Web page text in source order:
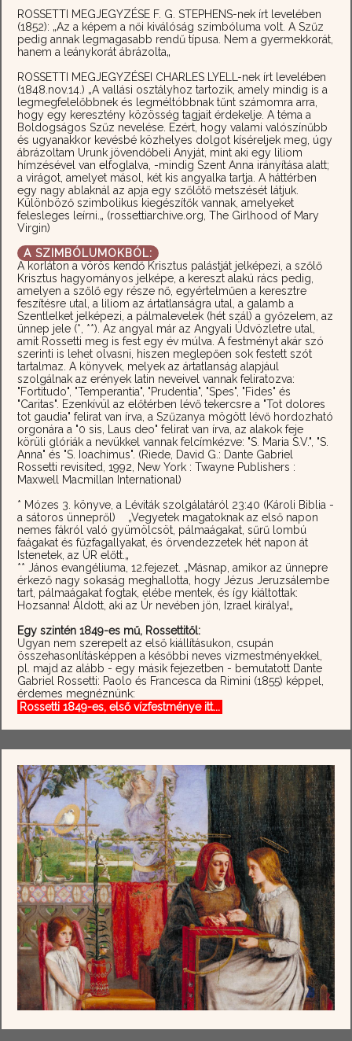
ROSSETTI MEGJEGYZÉSE F. G. STEPHENS-nek írt levelében
(1852): „Az a képem a női kiválóság szimbóluma volt. A Szűz
pedig annak legmagasabb rendű típusa. Nem a gyermekkorát,
hanem a leánykorát ábrázolta„
ROSSETTI MEGJEGYZÉSEI CHARLES LYELL-nek írt levelében
(1848.nov.14.) „A vallási osztályhoz tartozik, amely mindig is a
legmegfelelőbbnek és legméltóbbnak tűnt számomra arra,
hogy egy keresztény közösség tagjait érdekelje. A téma a
Boldogságos Szűz nevelése. Ezért, hogy valami valószínűbb
és ugyanakkor kevésbé közhelyes dolgot kíséreljek meg, úgy
ábrázoltam Urunk jövendőbeli Anyját, mint aki egy liliom
hímzésével van elfoglalva, -mindig Szent Anna irányítása alatt;
a virágot, amelyet másol, két kis angyalka tartja. A háttérben
egy nagy ablaknál az apja egy szőlőtő metszését látjuk.
Különböző szimbolikus kiegészítők vannak, amelyeket
felesleges leírni.„ (rossettiarchive.org, The Girlhood of Mary
Virgin)
A SZIMBÓLUMOKBÓL:
A korláton a vörös kendő Krisztus palástját jelképezi, a szőlő
Krisztus hagyományos jelképe, a kereszt alakú rács pedig,
amelyen a szőlő egy része nő, egyértelműen a keresztre
feszítésre utal, a liliom az ártatlanságra utal, a galamb a
Szentlelket jelképezi, a pálmalevelek (hét szál) a győzelem, az
ünnep jele (*, **). Az angyal már az Angyali Üdvözletre utal,
amit Rossetti meg is fest egy év múlva. A festményt akár szó
szerinti is lehet olvasni, hiszen meglepően sok festett szót
tartalmaz. A könyvek, melyek az ártatlanság alapjául
szolgálnak az erények latin neveivel vannak feliratozva:
"Fortitudo", "Temperantia", "Prudentia", "Spes", "Fides" és
"Caritas". Ezenkívül az előtérben lévő tekercsre a "Tot dolores
tot gaudia" felirat van írva, a Szűzanya mögött lévő hordozható
orgonára a "0 sis, Laus deo" felirat van írva, az alakok feje
körüli glóriák a nevükkel vannak felcímkézve: "S. Maria S.V.", "S.
Anna" és "S. Ioachimus". (Riede, David G.: Dante Gabriel
Rossetti revisited, 1992, New York : Twayne Publishers :
Maxwell Macmillan International)
* Mózes 3. könyve, a Léviták szolgálatáról 23:40 (Károli Biblia -
a sátoros ünnepről) „Vegyetek magatoknak az első napon
nemes fákról való gyümölcsöt, pálmaágakat, sűrű lombú
faágakat és fűzfagallyakat, és örvendezzetek hét napon át
Istenetek, az ÚR előtt.„
** János evangéliuma, 12.fejezet. „Másnap, amikor az ünnepre
érkező nagy sokaság meghallotta, hogy Jézus Jeruzsálembe
tart, pálmaágakat fogtak, elébe mentek, és így kiáltottak:
Hozsanna! Áldott, aki az Úr nevében jön, Izrael királya!„
Egy szintén 1849-es mű, Rossettitől:
Ugyan nem szerepelt az első kiállításukon, csupán
összehasonlításképpen a későbbi neves vizmestményekkel,
pl. majd az alább - egy másik fejezetben - bemutatott Dante
Gabriel Rossetti: Paolo és Francesca da Rimini (1855) képpel,
érdemes megnéznünk:
Rossetti 1849-es, első vízfestménye itt...